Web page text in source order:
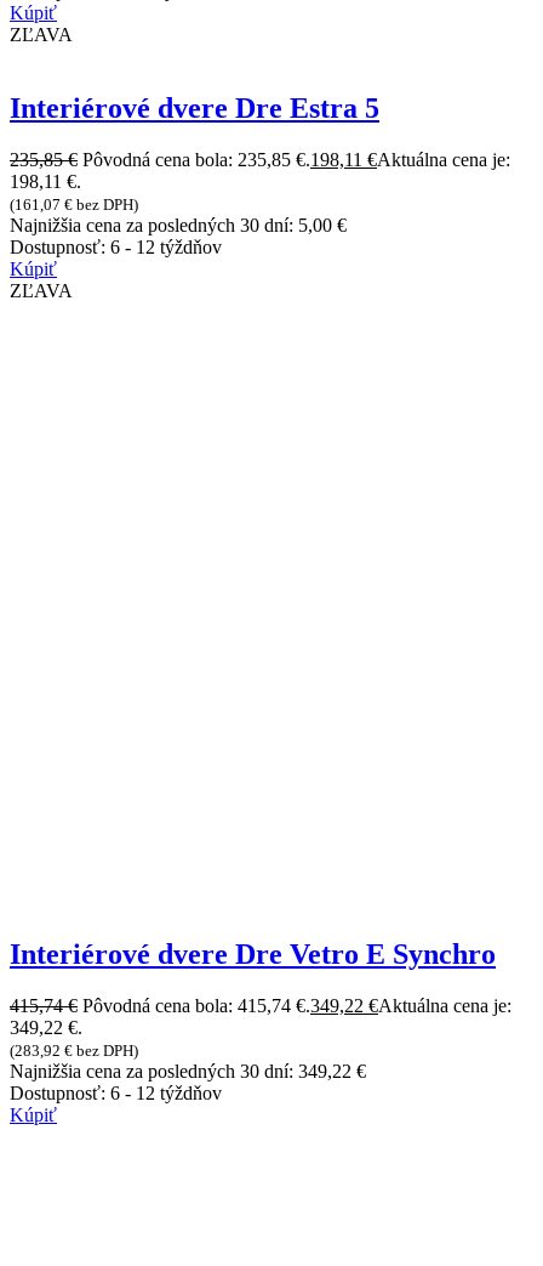
Kúpiť
ZĽAVA
Interiérové dvere Dre Estra 5
235,85€ Pôvodná cena bola: 235,85 €.198,11 €Aktuálna cena je:
198,11 €.
(161,07 € bez DPH)
Najnižšia cena za posledných 30 dní: 5,00 €
Dostupnosť: 6 - 12 týždňov
Kúpiť
ZĽAVA
Interiérové dvere Dre Vetro E Synchro
415,74€ Pôvodná cena bola: 415,74 €.349,22 €Aktuálna cena je:
349,22 €.
(283,92 € bez DPH)
Najnižšia cena za posledných 30 dní: 349,22 €
Dostupnosť: 6 - 12 týždňov
Kúpiť